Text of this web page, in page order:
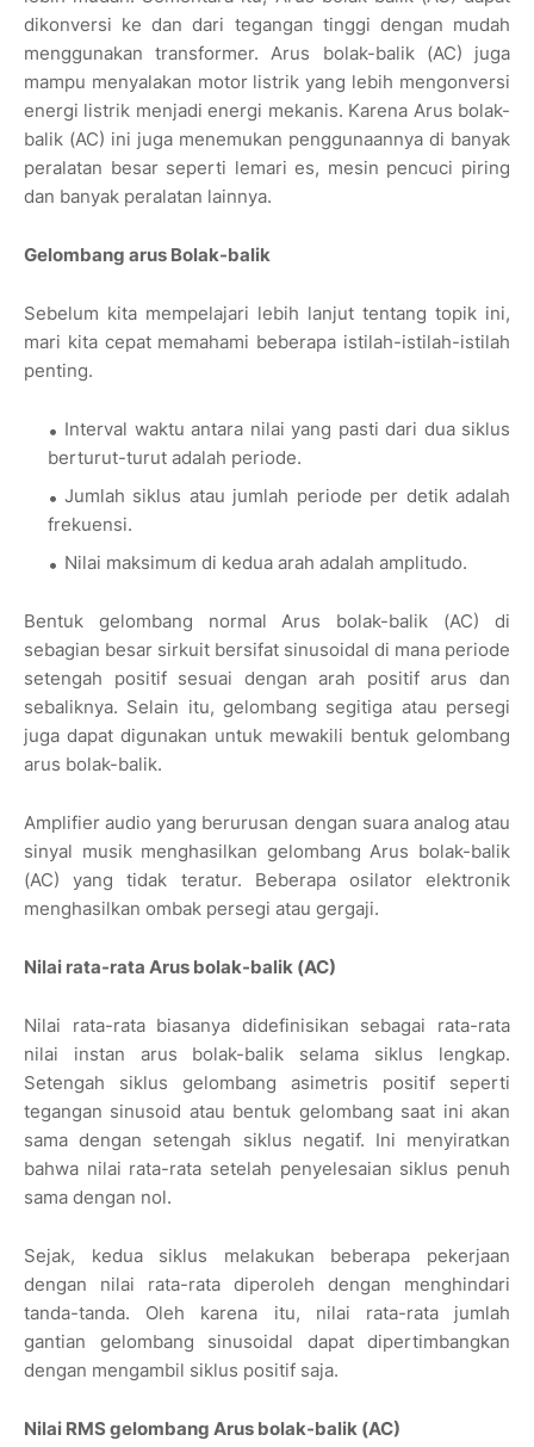
dikonversi ke dan dari tegangan tinggi dengan mudah
menggunakan transformer. Arus bolak-balik (AC) juga
mampu menyalakan motor listrik yang lebih mengonversi
energi listrik menjadi energi mekanis. Karena Arus bolak-
balik (AC) ini juga menemukan penggunaannya di banyak
peralatan besar seperti lemari es, mesin pencuci piring
dan banyak peralatan lainnya.
Gelombang arus Bolak-balik
Sebelum kita mempelajari lebih lanjut tentang topik ini,
mari kita cepat memahami beberapa istilah-istilah-istilah
penting.
Interval waktu antara nilai yang pasti dari dua siklus
berturut-turut adalah periode.
Jumlah siklus atau jumlah periode per detik adalah
frekuensi.
Nilai maksimum di kedua arah adalah amplitudo.
Bentuk gelombang normal Arus bolak-balik (AC) di
sebagian besar sirkuit bersifat sinusoidal di mana periode
setengah positif sesuai dengan arah positif arus dan
sebaliknya. Selain itu, gelombang segitiga atau persegi
juga dapat digunakan untuk mewakili bentuk gelombang
arus bolak-balik.
Amplifier audio yang berurusan dengan suara analog atau
sinyal musik menghasilkan gelombang Arus bolak-balik
(AC) yang tidak teratur. Beberapa osilator elektronik
menghasilkan ombak persegi atau gergaji.
Nilai rata-rata Arus bolak-balik (AC)
Nilai rata-rata biasanya didefinisikan sebagai rata-rata
nilai instan arus bolak-balik selama siklus lengkap.
Setengah siklus gelombang asimetris positif seperti
tegangan sinusoid atau bentuk gelombang saat ini akan
sama dengan setengah siklus negatif. Ini menyiratkan
bahwa nilai rata-rata setelah penyelesaian siklus penuh
sama dengan nol.
Sejak, kedua siklus melakukan beberapa pekerjaan
dengan nilai rata-rata diperoleh dengan menghindari
tanda-tanda. Oleh karena itu, nilai rata-rata jumlah
gantian gelombang sinusoidal dapat dipertimbangkan
dengan mengambil siklus positif saja.
Nilai RMS gelombang Arus bolak-balik (AC)